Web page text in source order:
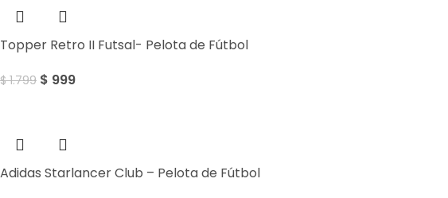
Topper Retro II Futsal- Pelota de Fútbol
$1.799 $ 999
Adidas Starlancer Club – Pelota de Fútbol